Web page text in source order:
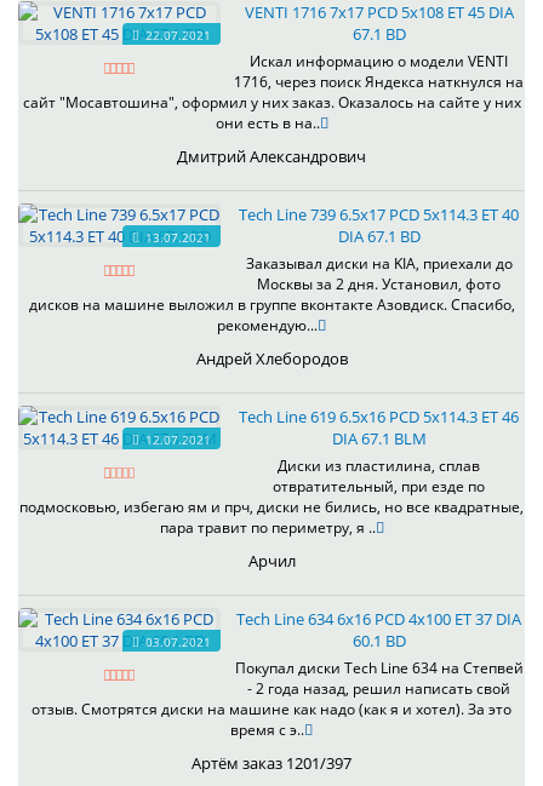
22.07.2021
VENTI 1716 7x17 PCD 5x108 ET 45 DIA
67.1 BD
Искал информацию о модели VENTI
1716, через поиск Яндекса наткнулся на
сайт "Мосавтошина", оформил у них заказ. Оказалось на сайте у них
они есть в на..
Дмитрий Александрович
13.07.2021
Tech Line 739 6.5x17 PCD 5x114.3 ET 40
DIA 67.1 BD
Заказывал диски на KIA, приехали до
Москвы за 2 дня. Установил, фото
дисков на машине выложил в группе вконтакте Азовдиск. Спасибо,
рекомендую...
Андрей Хлебородов
12.07.2021
Tech Line 619 6.5x16 PCD 5x114.3 ET 46
DIA 67.1 BLM
Диски из пластилина, сплав
отвратительный, при езде по
подмосковью, избегаю ям и прч, диски не бились, но все квадратные,
пара травит по периметру, я ..
Арчил
03.07.2021
Tech Line 634 6x16 PCD 4x100 ET 37 DIA
60.1 BD
Покупал диски Tech Line 634 на Степвей
- 2 года назад, решил написать свой
отзыв. Смотрятся диски на машине как надо (как я и хотел). За это
время с э..
Артём заказ 1201/397